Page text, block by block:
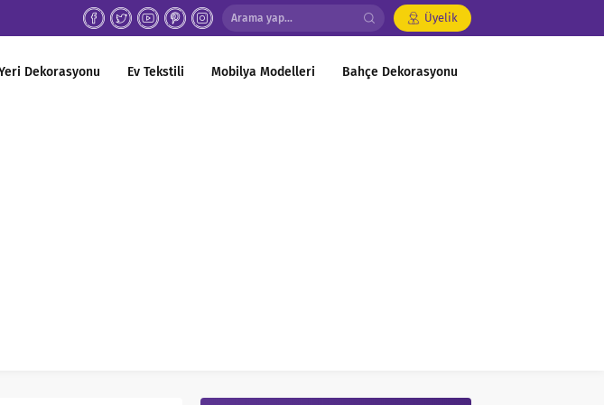
Üyelik
Dekorasyonu Ev Tekstili Mobilya Modelleri Bahçe Dekorasyonu